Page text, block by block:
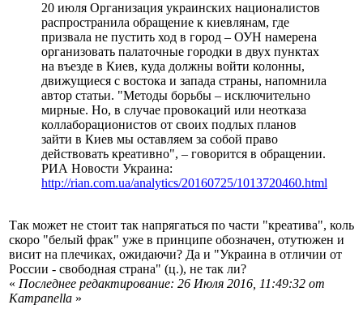
20 июля Организация украинских националистов
распространила обращение к киевлянам, где
призвала не пустить ход в город – ОУН намерена
организовать палаточные городки в двух пунктах
на въезде в Киев, куда должны войти колонны,
движущиеся с востока и запада страны, напомнила
автор статьи. "Методы борьбы – исключительно
мирные. Но, в случае провокаций или неотказа
коллаборационистов от своих подлых планов
зайти в Киев мы оставляем за собой право
действовать креативно", – говорится в обращении.
РИА Новости Украина:
http://rian.com.ua/analytics/20160725/1013720460.html
Так может не стоит так напрягаться по части "креатива", коль
скоро "белый фрак" уже в принципе обозначен, отутюжен и
висит на плечиках, ожидаючи? Да и "Украина в отличии от
России - свободная страна" (ц.), не так ли?
« Последнее редактирование: 26 Июля 2016, 11:49:32 от
Кampanella »